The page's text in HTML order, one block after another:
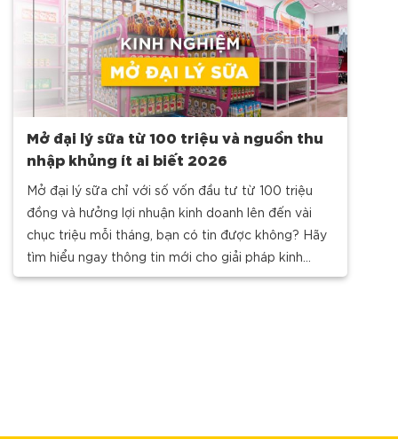
Mở đại lý sữa từ 100 triệu và nguồn thu
nhập khủng ít ai biết 2026
Mở đại lý sữa chỉ với số vốn đầu tư từ 100 triệu
đồng và hưởng lợi nhuận kinh doanh lên đến vài
chục triệu mỗi tháng, bạn có tin được không? Hãy
tìm hiểu ngay thông tin mới cho giải pháp kinh
doanh đại lý